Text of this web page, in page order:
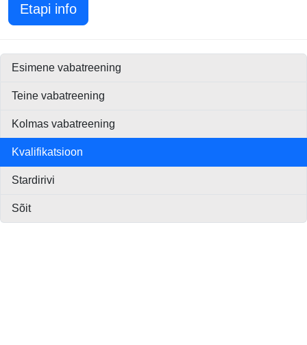
Etapi infoKanada GP 2025
Esimene vabatreening
Teine vabatreening
Kolmas vabatreening
Kvalifikatsioon
Stardirivi
Sõit